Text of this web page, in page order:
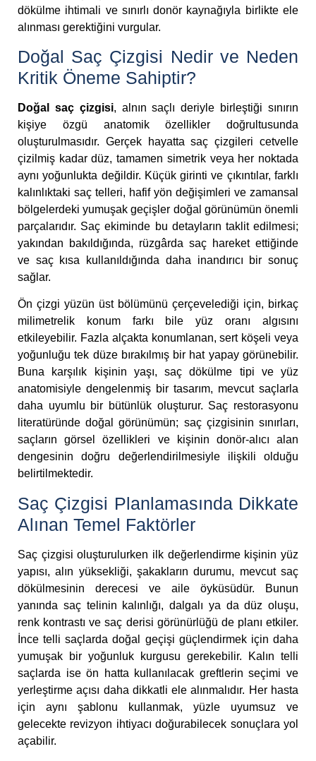
dökülme ihtimali ve sınırlı donör kaynağıyla birlikte ele
alınması gerektiğini vurgular.
Doğal Saç Çizgisi Nedir ve Neden
Kritik Öneme Sahiptir?
Doğal saç çizgisi, alnın saçlı deriyle birleştiği sınırın
kişiye özgü anatomik özellikler doğrultusunda
oluşturulmasıdır. Gerçek hayatta saç çizgileri cetvelle
çizilmiş kadar düz, tamamen simetrik veya her noktada
aynı yoğunlukta değildir. Küçük girinti ve çıkıntılar, farklı
kalınlıktaki saç telleri, hafif yön değişimleri ve zamansal
bölgelerdeki yumuşak geçişler doğal görünümün önemli
parçalarıdır. Saç ekiminde bu detayların taklit edilmesi;
yakından bakıldığında, rüzgârda saç hareket ettiğinde
ve saç kısa kullanıldığında daha inandırıcı bir sonuç
sağlar.
Ön çizgi yüzün üst bölümünü çerçevelediği için, birkaç
milimetrelik konum farkı bile yüz oranı algısını
etkileyebilir. Fazla alçakta konumlanan, sert köşeli veya
yoğunluğu tek düze bırakılmış bir hat yapay görünebilir.
Buna karşılık kişinin yaşı, saç dökülme tipi ve yüz
anatomisiyle dengelenmiş bir tasarım, mevcut saçlarla
daha uyumlu bir bütünlük oluşturur. Saç restorasyonu
literatüründe doğal görünümün; saç çizgisinin sınırları,
saçların görsel özellikleri ve kişinin donör-alıcı alan
dengesinin doğru değerlendirilmesiyle ilişkili olduğu
belirtilmektedir.
Saç Çizgisi Planlamasında Dikkate
Alınan Temel Faktörler
Saç çizgisi oluşturulurken ilk değerlendirme kişinin yüz
yapısı, alın yüksekliği, şakakların durumu, mevcut saç
dökülmesinin derecesi ve aile öyküsüdür. Bunun
yanında saç telinin kalınlığı, dalgalı ya da düz oluşu,
renk kontrastı ve saç derisi görünürlüğü de planı etkiler.
İnce telli saçlarda doğal geçişi güçlendirmek için daha
yumuşak bir yoğunluk kurgusu gerekebilir. Kalın telli
saçlarda ise ön hatta kullanılacak greftlerin seçimi ve
yerleştirme açısı daha dikkatli ele alınmalıdır. Her hasta
için aynı şablonu kullanmak, yüzle uyumsuz ve
gelecekte revizyon ihtiyacı doğurabilecek sonuçlara yol
açabilir.